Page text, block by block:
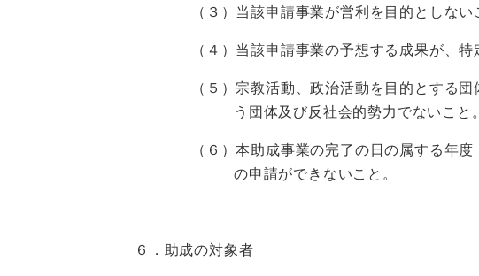
（３）当該申請事業が営利を目的としない
（４）当該申請事業の予想する成果が、
（５）宗教活動、政治活動を目的とする
う団体及び反社会的勢力でないこと。
（６）本助成事業の完了の日の属する年
の申請ができないこと。
６．助成の対象者